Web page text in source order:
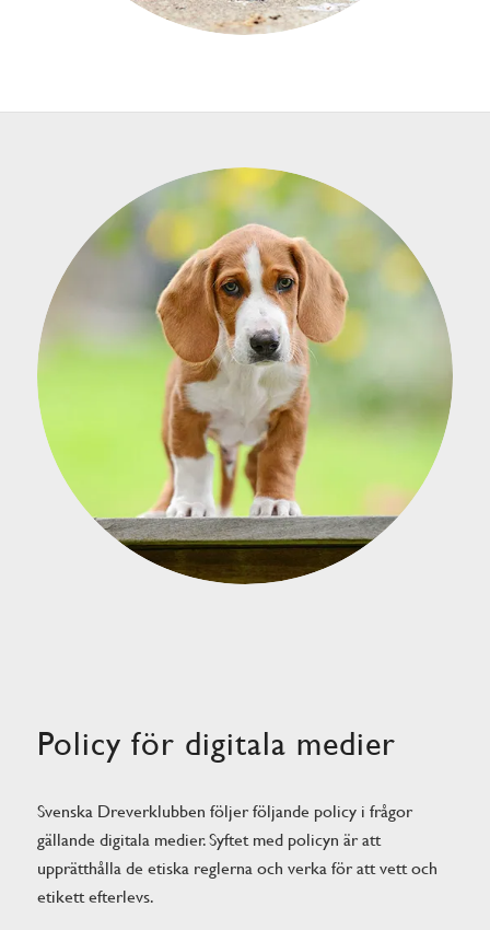
Policy för digitala medier
Svenska Dreverklubben följer följande policy i frågor
gällande digitala medier. Syftet med policyn är att
upprätthålla de etiska reglerna och verka för att vett och
etikett efterlevs.